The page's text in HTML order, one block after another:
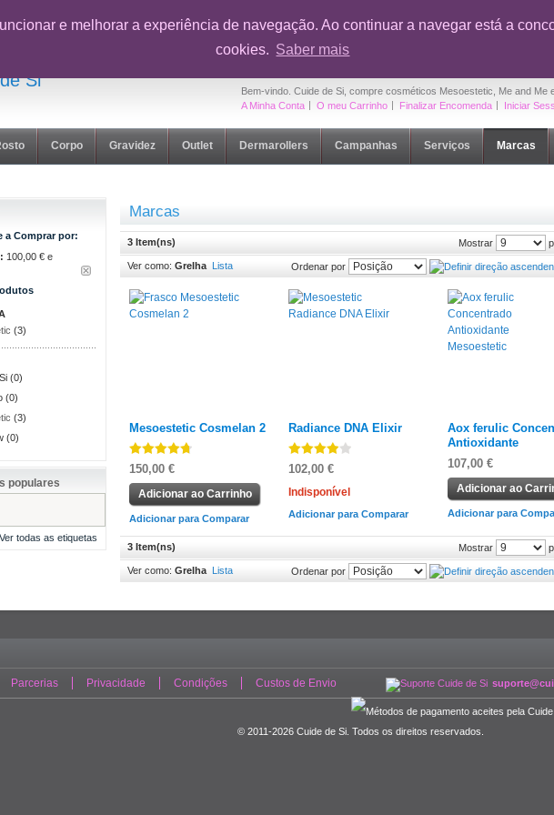
e melhorar a experiência de navegação. Ao continuar a navegar está a
cookies. Saber mais
NOVOCLIENTE26 - 10% desconto em toda a loja na sua primeira compra OUTLET Cuide de Si -
Bem-vindo. Cuide de Si, compre cosméticos Mesoestetic, Me and Me
A Minha Conta
O meu Carrinho Finalizar Encomenda Iniciar
Corpo Gravidez Outlet Dermarollers Campanhas Serviços Marcas
Marcas
3 Item(ns) Mostrar
Ver como: Grelha Lista Ordenar por
Mesoestetic Cosmelan 2
150,00 €
Adicionar ao Carrinho
Adicionar para Comparar
Radiance DNA Elixir
102,00 €
Indisponível
Adicionar para Comparar
Aox ferulic
Antioxidante
107,00 €
Adicionar ao
Adicionar para
3 Item(ns) Mostrar
Ver como: Grelha Lista Ordenar por
a Comprar por:
100,00 € e
(3)
(0)
(0)
(3)
(0)
populares
Ver todas as etiquetas
Parcerias Privacidade Condições Custos de Envio
© 2011-2026 Cuide de Si. Todos os direitos reservados.